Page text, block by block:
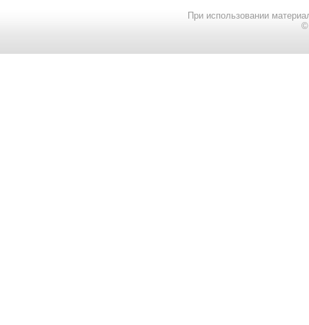
При использовании